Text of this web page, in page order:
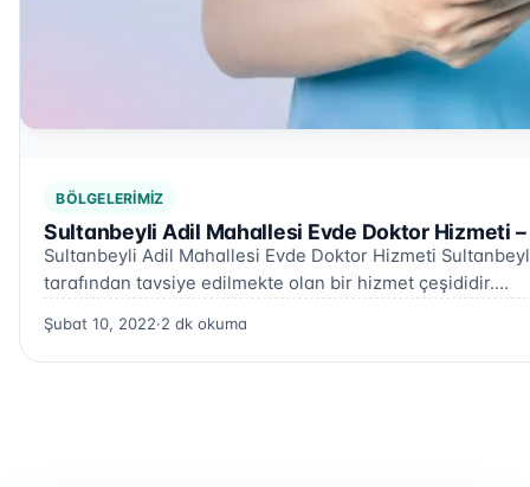
BÖLGELERIMIZ
Sultanbeyli Adil Mahallesi Evde Doktor Hizmeti
Sultanbeyli Adil Mahallesi Evde Doktor Hizmeti
tarafından tavsiye edilmekte olan bir hizmet çeşididir.…
Şubat 10, 2022·2 dk okuma